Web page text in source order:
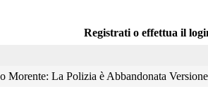
Registrati o effettua il
Morente: La Polizia è Abbandonata